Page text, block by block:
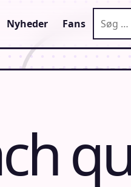
Nyheder Fans